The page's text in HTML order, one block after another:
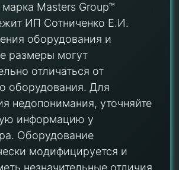
марка Masters Group™
ИП Сотниченко Е.И.
оборудования и
размеры могут
отличаться от
оборудования. Для
недопонимания, уточняйте
информацию у
Оборудование
модифицируется и